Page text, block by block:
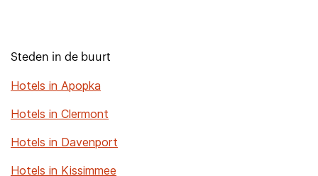
Steden in de buurt
Hotels in Apopka
Hotels in Clermont
Hotels in Davenport
Hotels in Kissimmee